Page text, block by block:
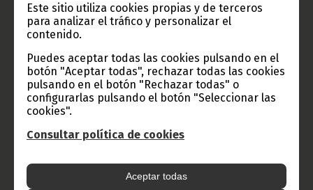
Este sitio utiliza cookies propias y de terceros
para analizar el tráfico y personalizar el
contenido.
Puedes aceptar todas las cookies pulsando en el
botón "Aceptar todas", rechazar todas las cookies
pulsando en el botón "Rechazar todas" o
configurarlas pulsando el botón "Seleccionar las
cookies".
Consultar política de cookies
Aceptar todas
Radio Nacional de Guinea
Ecuatorial
Haz click aquí para escuchar ahora
CATEGORÍAS
Noticias Gobierno
Presidencia
África
Deportes Vicepresidencia